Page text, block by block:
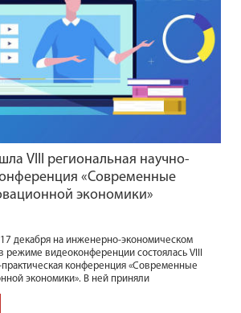
VIII региональная научно-
«Современные
экономики»
декабря на инженерно-экономическом
режиме видеоконференции состоялась VIII
практическая конференция «Современные
экономики». В ней приняли